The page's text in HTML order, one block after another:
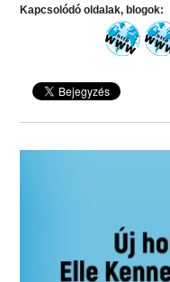
Kapcsolódó oldalak, blogok: